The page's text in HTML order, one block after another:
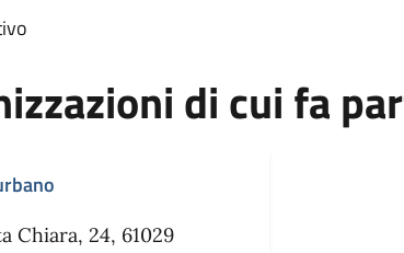
di cui fa
Chiara, 24, 61029